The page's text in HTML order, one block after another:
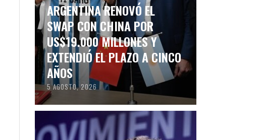
ARGENTINA RENOVÓ EL
SWAP CON CHINA POR
US$19.000 MILLONES Y
EXTENDIÓ EL PLAZO A CINCO
AÑOS
5 AGOSTO, 2026